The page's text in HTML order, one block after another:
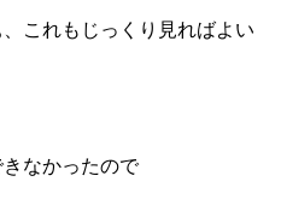
これもじっくり見ればよい
なかったので